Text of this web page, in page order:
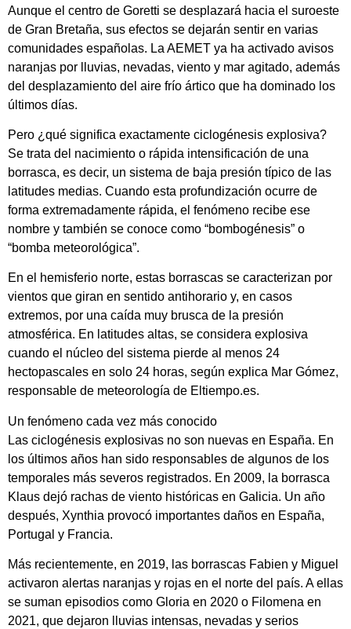
Aunque el centro de Goretti se desplazará hacia el suroeste
de Gran Bretaña, sus efectos se dejarán sentir en varias
comunidades españolas. La AEMET ya ha activado avisos
naranjas por lluvias, nevadas, viento y mar agitado, además
del desplazamiento del aire frío ártico que ha dominado los
últimos días.
Pero ¿qué significa exactamente ciclogénesis explosiva?
Se trata del nacimiento o rápida intensificación de una
borrasca, es decir, un sistema de baja presión típico de las
latitudes medias. Cuando esta profundización ocurre de
forma extremadamente rápida, el fenómeno recibe ese
nombre y también se conoce como “bombogénesis” o
“bomba meteorológica”.
En el hemisferio norte, estas borrascas se caracterizan por
vientos que giran en sentido antihorario y, en casos
extremos, por una caída muy brusca de la presión
atmosférica. En latitudes altas, se considera explosiva
cuando el núcleo del sistema pierde al menos 24
hectopascales en solo 24 horas, según explica Mar Gómez,
responsable de meteorología de Eltiempo.es.
Un fenómeno cada vez más conocido
Las ciclogénesis explosivas no son nuevas en España. En
los últimos años han sido responsables de algunos de los
temporales más severos registrados. En 2009, la borrasca
Klaus dejó rachas de viento históricas en Galicia. Un año
después, Xynthia provocó importantes daños en España,
Portugal y Francia.
Más recientemente, en 2019, las borrascas Fabien y Miguel
activaron alertas naranjas y rojas en el norte del país. A ellas
se suman episodios como Gloria en 2020 o Filomena en
2021, que dejaron lluvias intensas, nevadas y serios